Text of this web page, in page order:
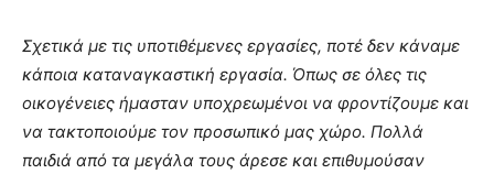
Σχετικά με τις υποτιθέμενες εργασίες, ποτέ δεν κάναμε
κάποια καταναγκαστική εργασία. Όπως σε όλες τις
οικογένειες ήμασταν υποχρεωμένοι να φροντίζουμε και
να τακτοποιούμε τον προσωπικό μας χώρο. Πολλά
παιδιά από τα μεγάλα τους άρεσε και επιθυμούσαν